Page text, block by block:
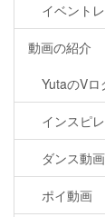
イベント
動画の紹介
YutaのVロ
インスピ
ダンス動画
ポイ動画